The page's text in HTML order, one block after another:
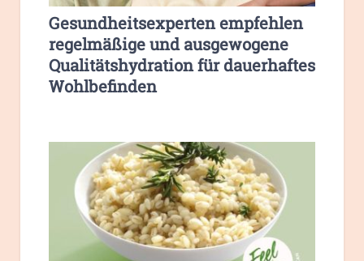
Gesundheitsexperten empfehlen
regelmäßige und ausgewogene
Qualitätshydration für dauerhaftes
Wohlbefinden